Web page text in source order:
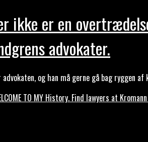
ikke er en
advokater.
og han må gerne gå bag ryggen
TO MY History. Find lawyers at